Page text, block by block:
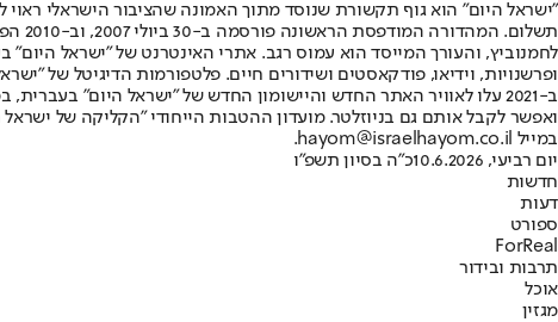
"ישראל היום" הוא גוף תקשורת שנוסד מתוך האמונה שהציבור הישראלי ראוי
ופרשנויות, וידיאו, פודקאסטים ושידורים חיים. פלטפורמות הדיגיטל של
ב-2021 עלו לאוויר האתר החדש והיישומון החדש של "ישראל היום"
ואפשר לקבל אותם גם בניוזלטר. מועדון ההטבות הייחודי "הקליקה של
במייל hayom@israelhayom.co.il.
יום רביעי, 10.6.2026
כ"ה בסיון תשפ"ו
חדשות
דעות
ספורט
ForReal
תרבות ובידור
אוכל
מגזין